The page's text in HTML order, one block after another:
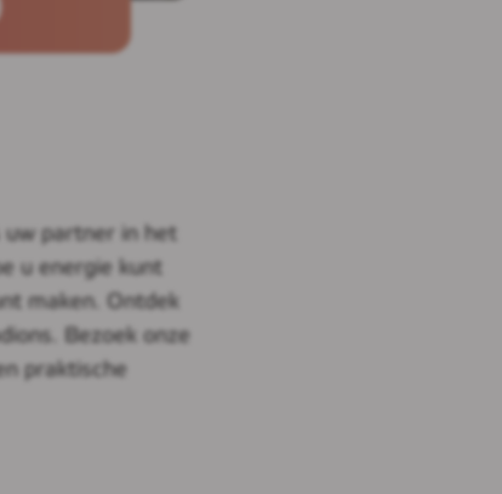
uw partner in het
u energie kunt
maken. Ontdek
Bezoek onze
praktische